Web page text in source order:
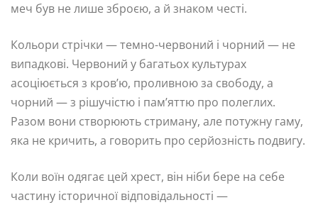
меч був не лише зброєю, а й знаком честі.
Кольори стрічки — темно-червоний і чорний — не
випадкові. Червоний у багатьох культурах
асоціюється з кров’ю, проливною за свободу, а
чорний — з рішучістю і пам’яттю про полеглих.
Разом вони створюють стриману, але потужну гаму,
яка не кричить, а говорить про серйозність подвигу.
Коли воїн одягає цей хрест, він ніби бере на себе
частину історичної відповідальності —